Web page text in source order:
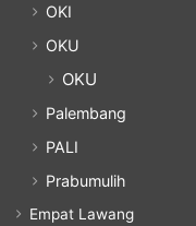
OKI
OKU
OKU
Palembang
PALI
Prabumulih
Empat Lawang